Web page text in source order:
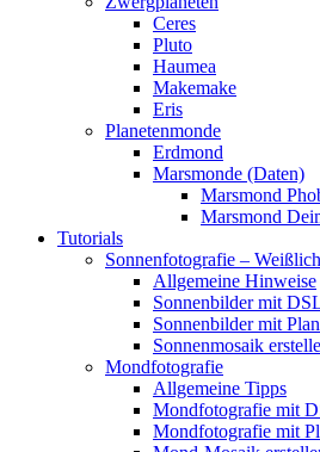
Ceres
Pluto
Haumea
Makemake
Eris
Planetenmonde
Erdmond
Marsmonde (Daten)
Marsmond
Marsmond
Tutorials
Sonnenfotografie –
Allgemeine Hinweise
Sonnenbilder mit
Sonnenbilder mit
Sonnenmosaik
Mondfotografie
Allgemeine Tipps
Mondfotografie mit
Mondfotografie mit